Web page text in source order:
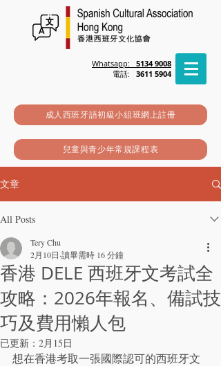
Whatsapp: 5134 9008
電話: 3611 5904
成人西班牙語初級小組班網上註冊
兒童與青少年常規課程表
文章
All Posts
香港 DELE 西班牙文考試全
攻略：2026年報名、備試技
巧及費用懶人包
Tery Chu
2月10日 讀畢需時 16 分鐘
已更新： 2月15日
想在香港考取一張國際認可的西班牙文